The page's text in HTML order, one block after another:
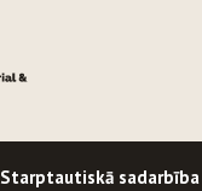
Starptautiskā sadarbība